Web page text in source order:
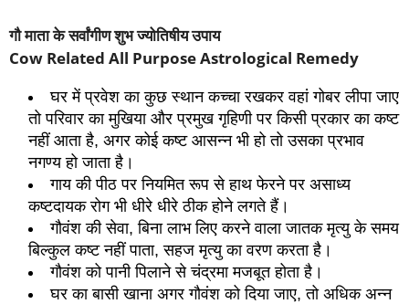
गौ माता के सर्वांगीण शुभ ज्योतिषीय उपाय
Cow Related All Purpose Astrological Remedy
घर में प्रवेश का कुछ स्‍थान कच्‍चा रखकर वहां गोबर लीपा जाए
तो परिवार का मुखिया और प्रमुख गृहिणी पर किसी प्रकार का कष्‍ट
नहीं आता है, अगर कोई कष्‍ट आसन्‍न भी हो तो उसका प्रभाव
नगण्‍य हो जाता है।
गाय की पीठ पर नियमित रूप से हाथ फेरने पर असाध्‍य
कष्‍टदायक रोग भी धीरे धीरे ठीक होने लगते हैं।
गौवंश की सेवा, बिना लाभ लिए करने वाला जातक मृत्‍यु के समय
बिल्‍कुल कष्‍ट नहीं पाता, सहज मृत्‍यु का वरण करता है।
गौवंश को पानी पिलाने से चंद्रमा मजबूत होता है।
घर का बासी खाना अगर गौवंश को दिया जाए, तो अधिक अन्‍न